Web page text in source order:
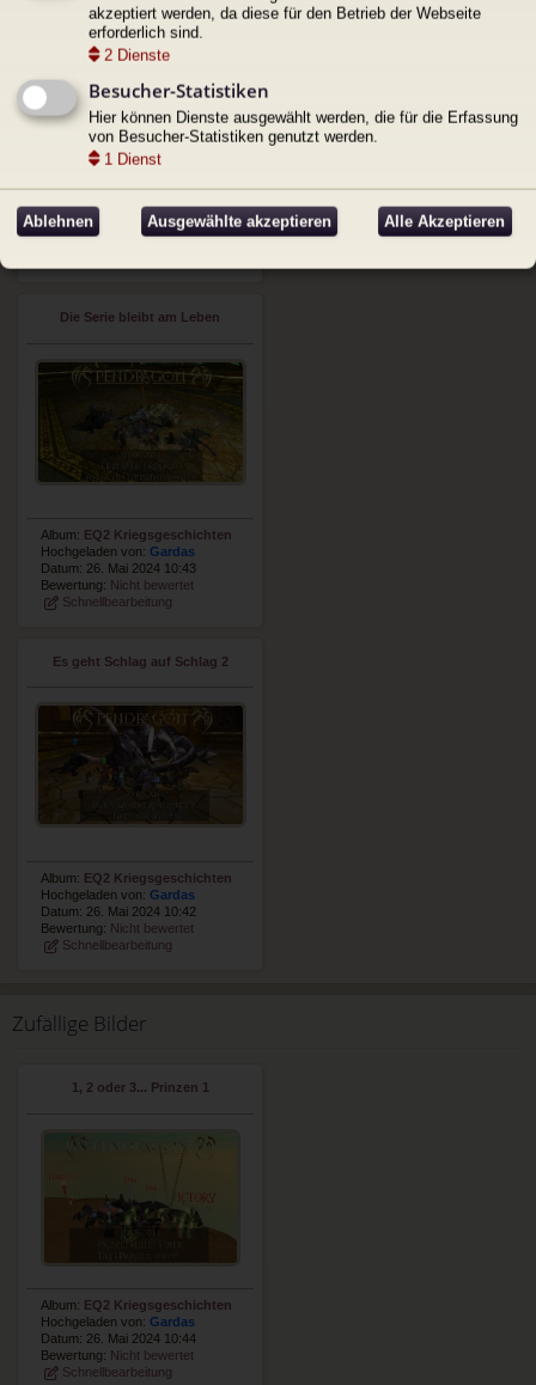
Album:EQ2 Kriegsgeschichten
Hochgeladen von:Gardas
Datum: 26. Mai 2024 10:44
Bewertung:
Nicht bewertet
Die Serie bleibt am Leben
Album: EQ2 Kriegsgeschichten
Hochgeladen von: Gardas
Datum: 26. Mai 2024 10:43
Bewertung: Nicht bewertet
Schnellbearbeitung
Es geht Schlag auf Schlag 2
Album: EQ2 Kriegsgeschichten
Hochgeladen von: Gardas
Datum: 26. Mai 2024 10:42
Bewertung: Nicht bewertet
Schnellbearbeitung
Zufällige Bilder
1, 2 oder 3... Prinzen 1
Album: EQ2 Kriegsgeschichten
Hochgeladen von: Gardas
Datum: 26. Mai 2024 10:44
Bewertung: Nicht bewertet
Schnellbearbeitung
akzeptiert werden, da diese für den Betrieb der Webseite
erforderlich sind.
2 Dienste
Besucher-Statistiken
Hier können Dienste ausgewählt werden, die für die Erfassung
von Besucher-Statistiken genutzt werden.
1 Dienst
Ablehnen Ausgewählte akzeptieren Alle Akzeptieren